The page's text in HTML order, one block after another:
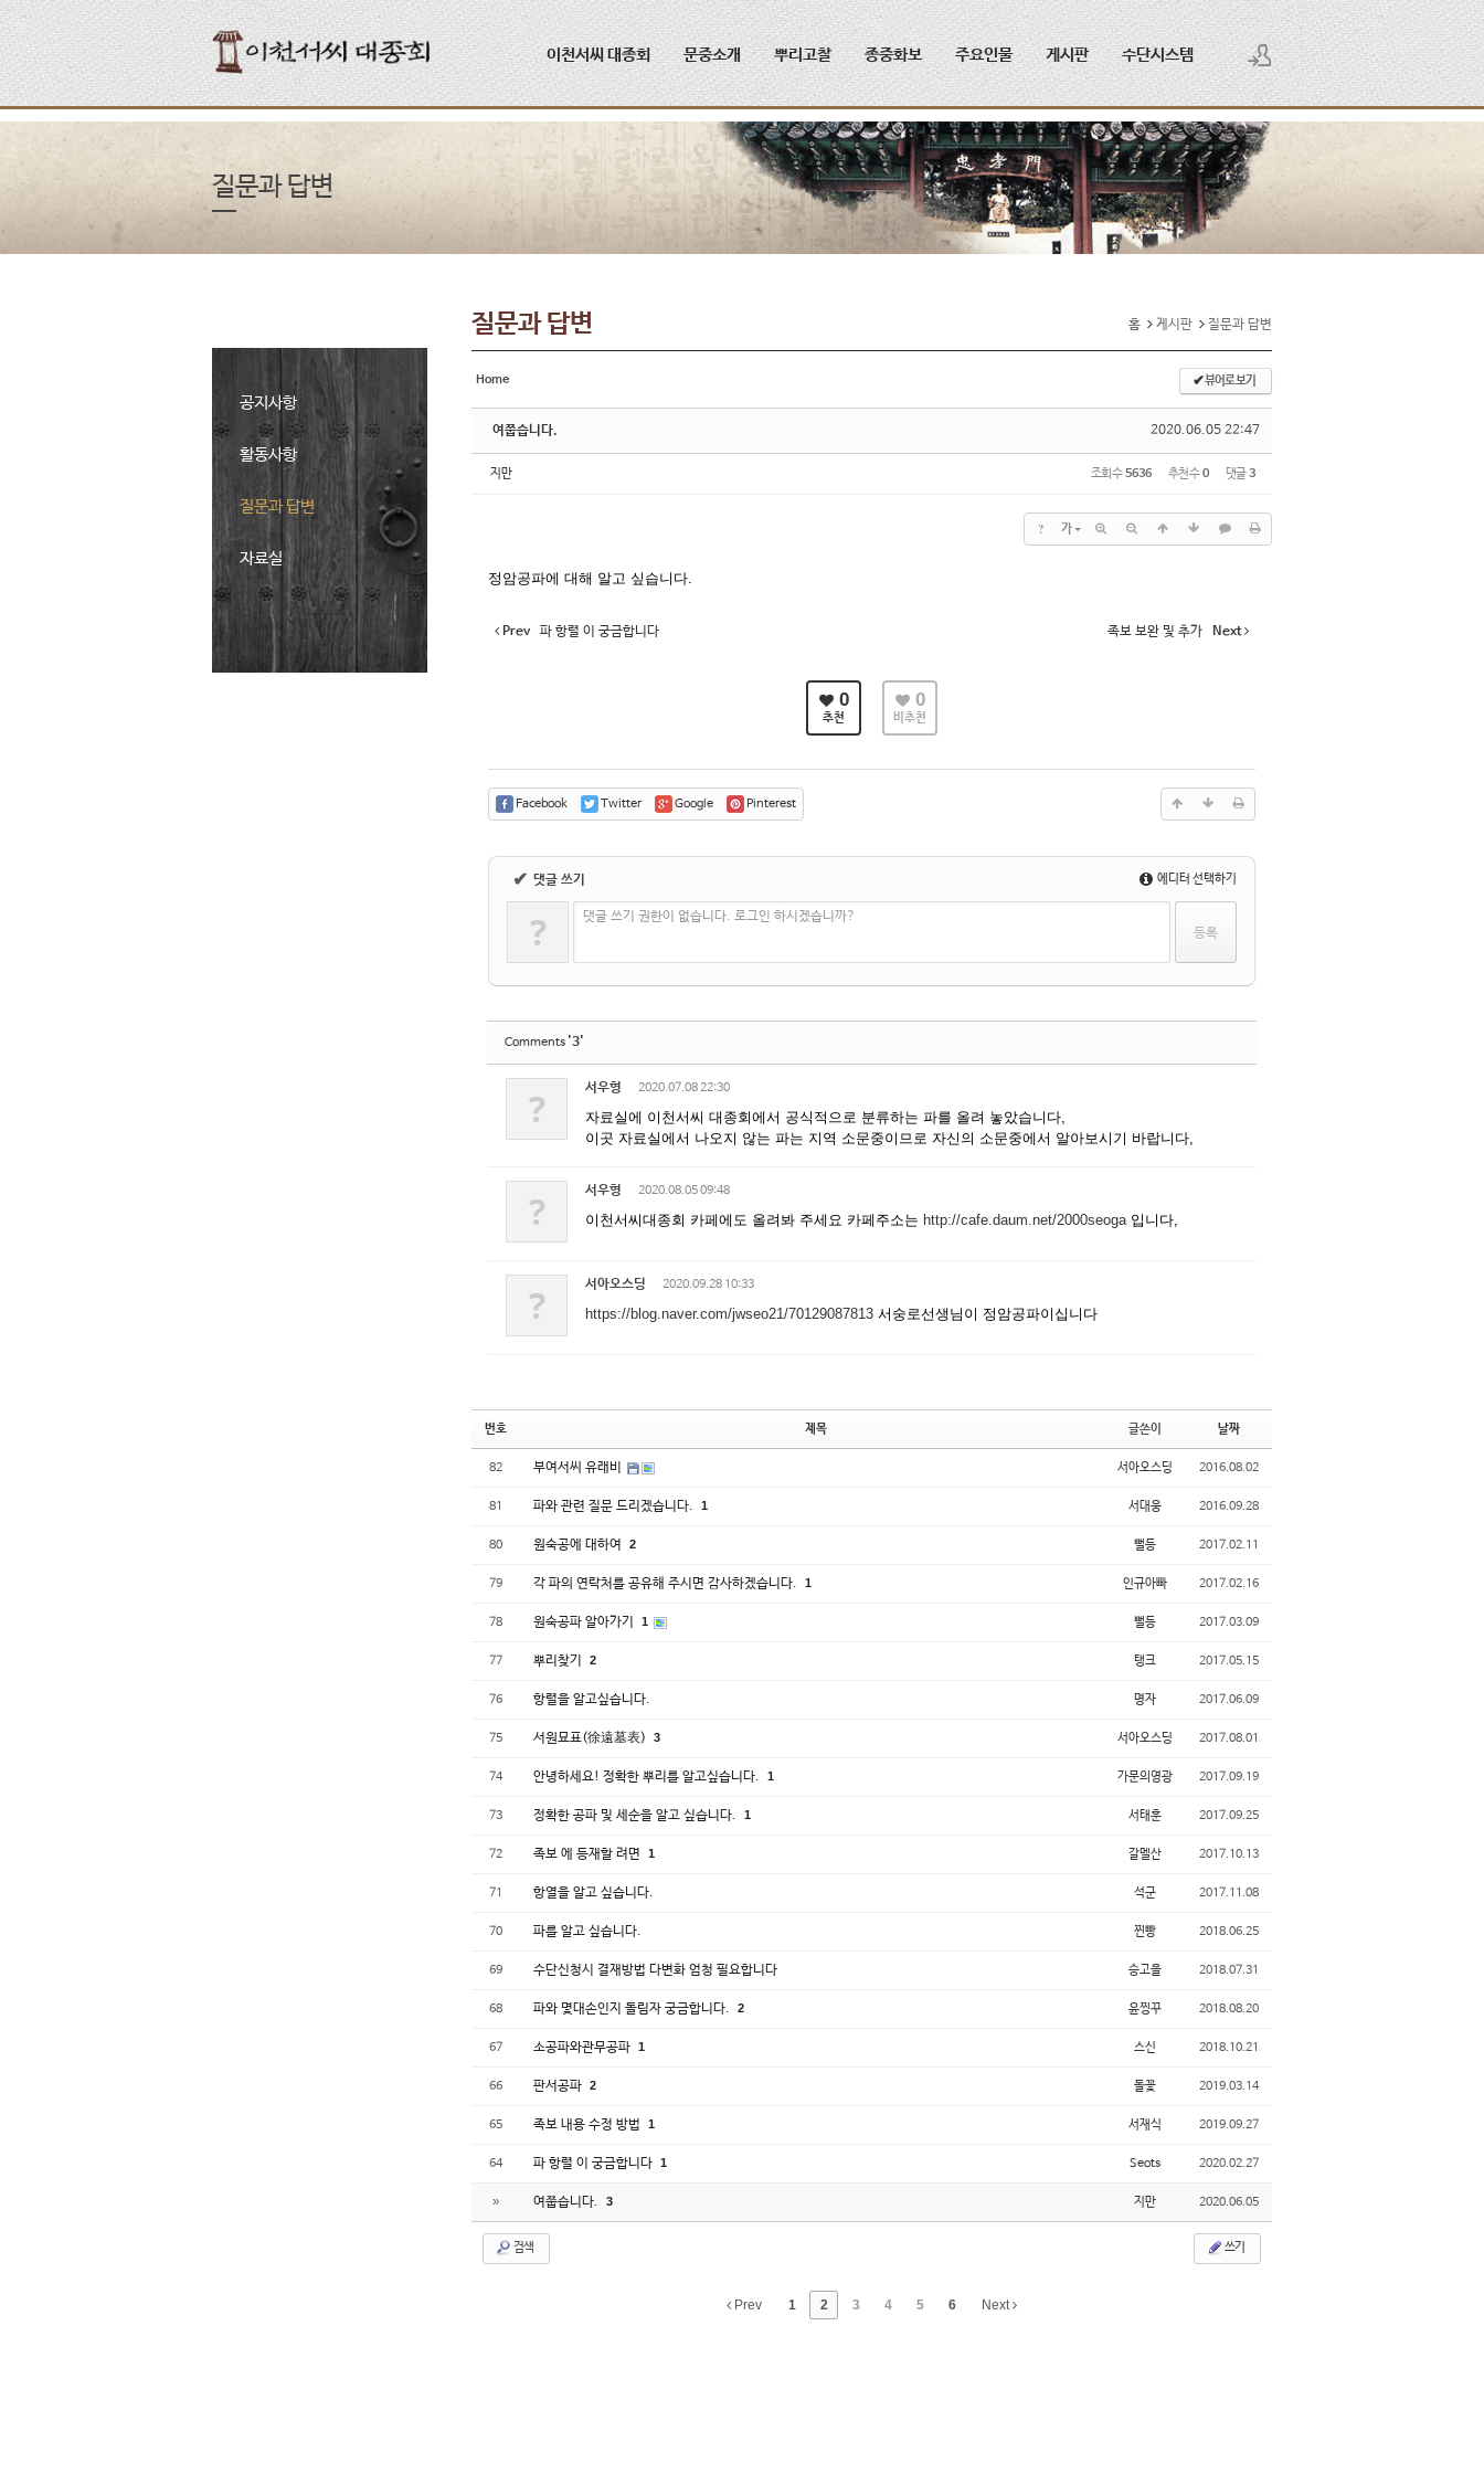
메뉴 건너뛰기
로그인
회원가입
이천서씨 대종회 문중소개 뿌리고찰 종중화보 주요인물 게시판 수단시스템
질문과 답변
공지사항
활동사항
질문과 답변
자료실
질문과 답변 홈 게시판 질문과 답변
Home ✔뷰어로 보기
2020.06.05 22:47
여쭙습니다.
지만 조회 수5636 추천 수0 댓글3
? 가
정암공파에 대해 알고 싶습니다.
Prev 파 항렬 이 궁금합니다 족보 보완 및 추가 Next
0
추천
0
비추천
Facebook Twitter Google Pinterest
✔ 댓글 쓰기 에디터 선택하기
? 댓글 쓰기 권한이 없습니다. 로그인 하시겠습니까?
Comments '3'
? 서우형 2020.07.08 22:30
자료실에 이천서씨 대종회에서 공식적으로 분류하는 파를 올려 놓았습니다,
이곳 자료실에서 나오지 않는 파는 지역 소문중이므로 자신의 소문중에서 알아보시기 바랍니다,
? 서우형 2020.08.05 09:48
이천서씨대종회 카페에도 올려봐 주세요 카페주소는 http://cafe.daum.net/2000seoga입니다,
? 서아오스딩 2020.09.28 10:33
https://blog.naver.com/jwseo21/70129087813 서숭로선생님이 정암공파이십니다
번호 제목 글쓴이 날짜
82 부여서씨 유래비 서아오스딩 2016.08.02
81 파와 관련 질문 드리겠습니다. 1 서대웅 2016.09.28
80 원숙공에 대하여 2 뻘등 2017.02.11
79 각 파의 연락처를 공유해 주시면 감사하겠습니다. 1 인규아빠 2017.02.16
78 원숙공파 알아가기 1 뻘등 2017.03.09
77 뿌리찾기 2 탱크 2017.05.15
76 항렬을 알고싶습니다. 명자 2017.06.09
75 서원묘표(徐遠墓表) 3 서아오스딩 2017.08.01
74 안녕하세요! 정확한 뿌리를 알고싶습니다. 1 가문의영광 2017.09.19
73 정확한 공파 및 세순을 알고 싶습니다. 1 서태훈 2017.09.25
72 족보 에 등재할 려면 1 갈멜산 2017.10.13
71 항열을 알고 싶습니다. 석군 2017.11.08
70 파를 알고 싶습니다. 찐빵 2018.06.25
69 수단신청시 결재방법 다변화 엄청 필요합니다 승고을 2018.07.31
68 파와 몇대손인지 돌림자 궁금합니다. 2 윤찡꾸 2018.08.20
67 소공파와관무공파 1 스신 2018.10.21
66 판서공파 2 돌꽃 2019.03.14
65 족보 내용 수정 방법 1 서재식 2019.09.27
64 파 항렬 이 궁금합니다 1 Seots 2020.02.27
» 여쭙습니다. 3 지만 2020.06.05
검색 쓰기
Prev 1 2 3 4 5 6 Next